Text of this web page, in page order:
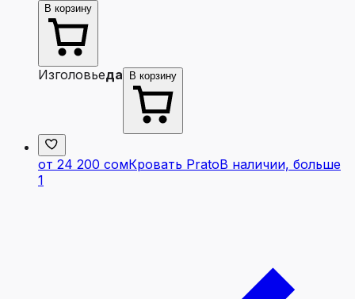
В корзину
Изголовьеда В корзину
от 24 200 сомКровать PratoВ наличии, больше
1